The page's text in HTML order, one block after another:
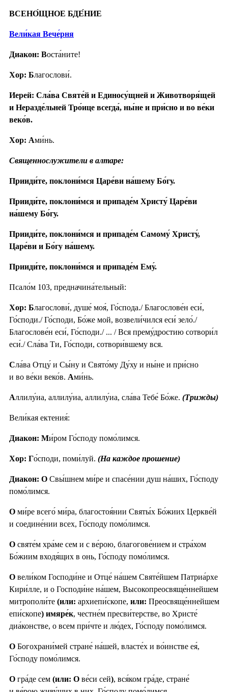
ВСЕНО́ЩНОЕ БДЕ́НИЕ
Вели́кая Вече́рня
Диакон: Воста́ните!
Хор: Благослови́.
Иерей: Сла́ва Святе́й и Единосу́щней и Животворя́щей
и Неразде́льней Тро́ице всегда́, ны́не и при́сно и во ве́ки
веко́в.
Хор: Ами́нь.
Священнослужители в алтаре:
Прииди́те, поклони́мся Царе́ви на́шему Бо́гу.
Прииди́те, поклони́мся и припаде́м Христу́ Царе́ви
на́шему Бо́гу.
Прииди́те, поклони́мся и припаде́м Самому́ Христу́,
Царе́ви и Бо́гу на́шему.
Прииди́те, поклони́мся и припаде́м Ему́.
Псало́м 103, предначина́тельный:
Хор: Благослови́, душе́ моя́, Го́спода./ Благослове́н еси́,
Го́споди./ Го́споди, Бо́же мой, возвели́чился еси́ зело́./
Благослове́н еси́, Го́споди./ ... / Вся прему́дростию сотвори́л
еси́./ Сла́ва Ти, Го́споди, сотвори́вшему вся.
Сла́ва Отцу́ и Сы́ну и Свято́му Ду́ху и ны́не и при́сно
и во ве́ки веко́в. Ами́нь.
Аллилу́иа, аллилу́иа, аллилу́иа, сла́ва Тебе́ Бо́же. (Трижды)
Вели́кая ектения́:
Диакон: Ми́ром Го́споду помо́лимся.
Хор: Го́споди, поми́луй. (На каждое прошение)
Диакон: О Свы́шнем ми́ре и спасе́нии душ на́ших, Го́споду
помо́лимся.
О ми́ре всего́ ми́ра, благостоя́нии Святы́х Бо́жиих Церкве́й
и соедине́нии всех, Го́споду помо́лимся.
О святе́м хра́ме сем и с ве́рою, благогове́нием и стра́хом
Бо́жиим входя́щих в онь, Го́споду помо́лимся.
О вели́ком Господи́не и Отце́ на́шем Святе́йшем Патриа́рхе
Кири́лле, и о Господи́не на́шем, Высокопреосвяще́ннейшем
митрополи́те (или: архиепи́скопе, или: Преосвяще́ннейшем
епи́скопе) имяре́к, честне́м пресви́терстве, во Христе́
диа́констве, о всем при́чте и лю́дех, Го́споду помо́лимся.
О Богохрани́мей стране́ на́шей, власте́х и во́инстве ея́,
Го́споду помо́лимся.
О гра́де сем (или: О ве́си сей), вся́ком гра́де, стране́